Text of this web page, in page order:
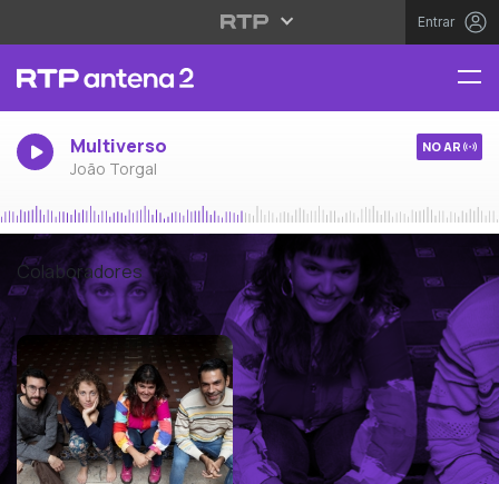
Entrar
Multiverso
João Torgal
NO AR
Colaboradores